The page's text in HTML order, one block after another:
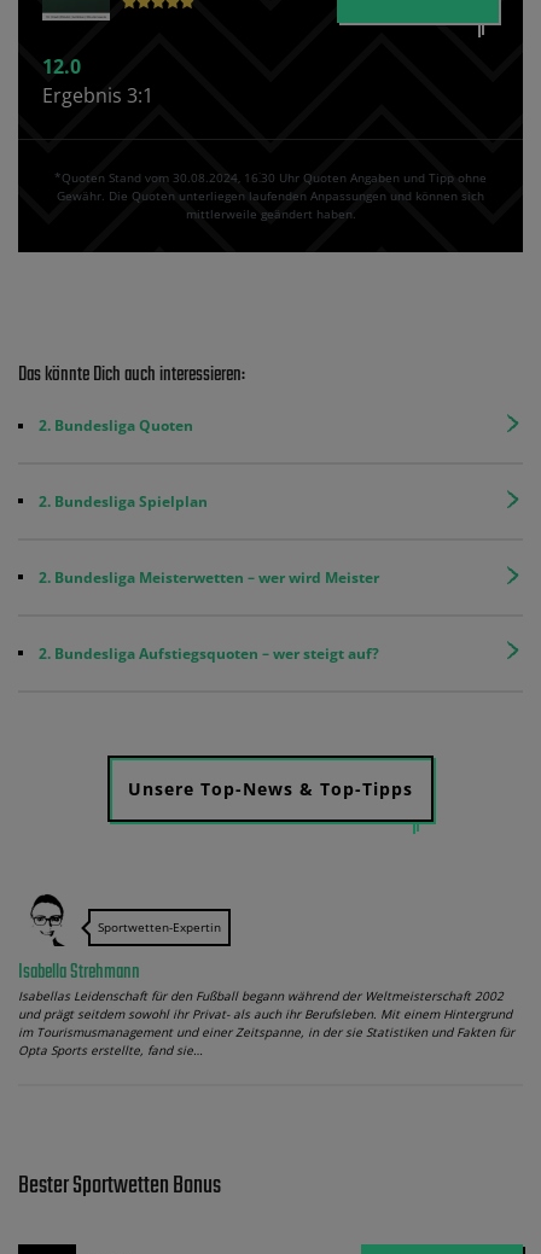
12.0
Ergebnis 3:1
*Quoten Stand vom 30.08.2024‚ 16⁚30 Uhr Quoten Angaben und Tipp ohne
Gewähr. Die Quoten unterliegen laufenden Anpassungen und können sich
mittlerweile geändert haben.
Das könnte Dich auch interessieren:
2. Bundesliga Quoten
2. Bundesliga Spielplan
2. Bundesliga Meisterwetten – wer wird Meister
2. Bundesliga Aufstiegsquoten – wer steigt auf?
Unsere Top-News & Top-Tipps
Sportwetten-Expertin
Isabella Strehmann
Isabellas Leidenschaft für den Fußball begann während der Weltmeisterschaft 2002
und prägt seitdem sowohl ihr Privat- als auch ihr Berufsleben. Mit einem Hintergrund
im Tourismusmanagement und einer Zeitspanne, in der sie Statistiken und Fakten für
Opta Sports erstellte, fand sie…
Bester Sportwetten Bonus